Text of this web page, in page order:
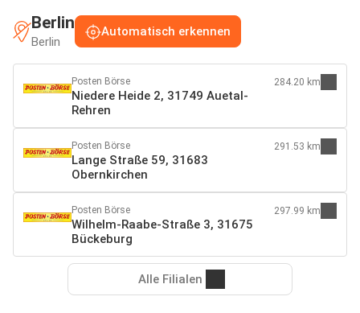
Berlin
Berlin
Automatisch erkennen
Posten Börse
Niedere Heide 2, 31749 Auetal-
Rehren
284.20 km
Posten Börse
Lange Straße 59, 31683
Obernkirchen
291.53 km
Posten Börse
Wilhelm-Raabe-Straße 3, 31675
Bückeburg
297.99 km
Alle Filialen